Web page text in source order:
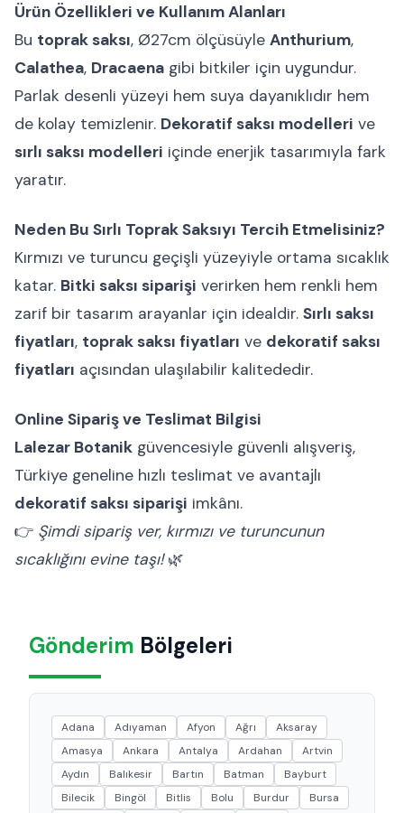
Ürün Özellikleri ve Kullanım Alanları
Bu toprak saksı, Ø27cm ölçüsüyle Anthurium,
Calathea, Dracaena gibi bitkiler için uygundur.
Parlak desenli yüzeyi hem suya dayanıklıdır hem
de kolay temizlenir. Dekoratif saksı modelleri ve
sırlı saksı modelleri içinde enerjik tasarımıyla fark
yaratır.
Neden Bu Sırlı Toprak Saksıyı Tercih Etmelisiniz?
Kırmızı ve turuncu geçişli yüzeyiyle ortama sıcaklık
katar. Bitki saksı siparişi verirken hem renkli hem
zarif bir tasarım arayanlar için idealdir. Sırlı saksı
fiyatları, toprak saksı fiyatları ve dekoratif saksı
fiyatları açısından ulaşılabilir kalitededir.
Online Sipariş ve Teslimat Bilgisi
Lalezar Botanik güvencesiyle güvenli alışveriş,
Türkiye geneline hızlı teslimat ve avantajlı
dekoratif saksı siparişi imkânı.
👉 Şimdi sipariş ver, kırmızı ve turuncunun
sıcaklığını evine taşı!🌿
Gönderim Bölgeleri
Adana Adıyaman Afyon Ağrı
Aksaray
Amasya
Ankara Antalya Ardahan
Artvin
Aydın
Balıkesir Bartın Batman
Bayburt
Bilecik
Bingöl Bitlis Bolu Burdur
Bursa